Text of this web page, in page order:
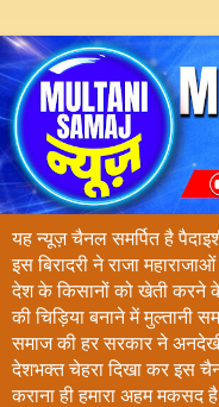
यह न्यूज़ चैनल समर्पित है
इस बिरादरी ने राजा
देश के किसानों को खेती करने
की चिड़िया बनाने में मुल्तानी
समाज की हर सरकार ने
देशभक्त चेहरा दिखा कर इस
कराना ही हमारा अहम मकसद